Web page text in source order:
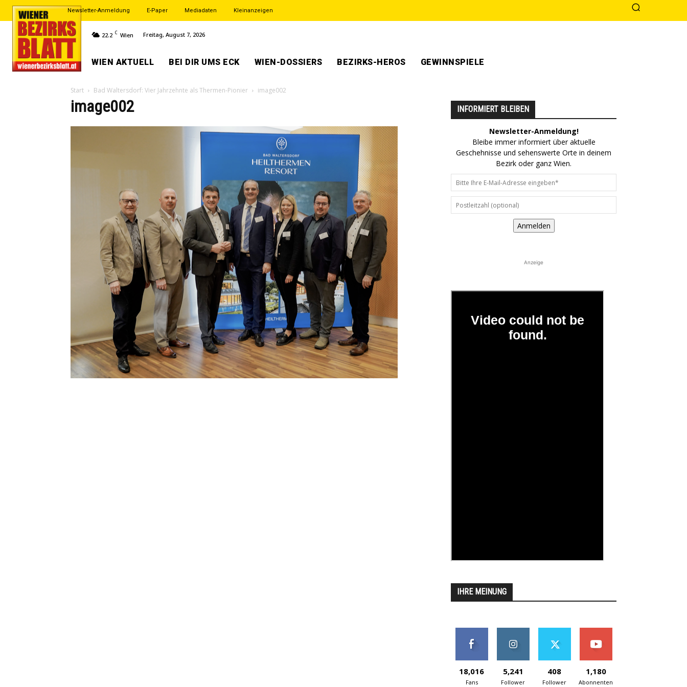
Newsletter-Anmeldung E-Paper Mediadaten Kleinanzeigen
22.2 C Wien Freitag, August 7, 2026
WIEN AKTUELL BEI DIR UMS ECK WIEN-DOSSIERS BEZIRKS-HEROS GEWINNSPIELE
Start Bad Waltersdorf: Vier Jahrzehnte als Thermen-Pionier image002
image002 INFORMIERT BLEIBEN
Newsletter-Anmeldung!
Bleibe immer informiert über aktuelle
Geschehnisse und sehenswerte Orte in deinem
Bezirk oder ganz Wien.
Anmelden
Anzeige
IHRE MEINUNG
18,016
Fans
5,241
Follower
408
Follower
1,180
Abonnenten